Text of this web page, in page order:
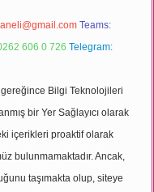
Teams:
606 0 726 Telegram:
gereğince Bilgi Teknolojileri
bir Yer Sağlayıcı olarak
içerikleri proaktif olarak
bulunmamaktadır. Ancak,
taşımakta olup, siteye